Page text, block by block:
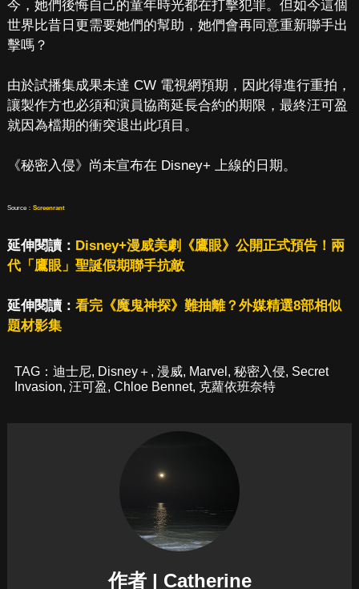
今，她們後悔自己的童年時光都在打擊犯罪。但如今這個
世界比昔日更需要她們的幫助，她們會再同意重新聯手出
擊嗎？
由於試播集成果未達 CW 電視網預期，因此得進行重拍，
讓製作方也必須和演員協商延長合約的期限，最終汪可盈
就因為檔期的衝突退出此項目。
《秘密入侵》尚未宣布在 Disney+ 上線的日期。
Source： Screenrant
延伸閱讀： Disney+漫威美劇《鷹眼》公開正式預告！兩
代「鷹眼」聖誕假期聯手抗敵
延伸閱讀： 看完《魔鬼神探》難抽離？外媒精選8部相似
題材影集
TAG： 迪士尼, Disney＋ , 漫威, Marvel , 秘密入侵, Secret
Invasion, 汪可盈, Chloe Bennet, 克蘿依班奈特
作者 | Catherine